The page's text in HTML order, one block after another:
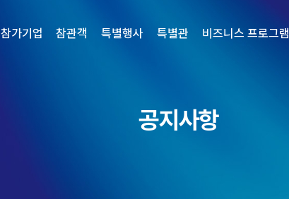
참가기업 참관객 특별행사 특별관 비즈니스 프로그램
공지사항